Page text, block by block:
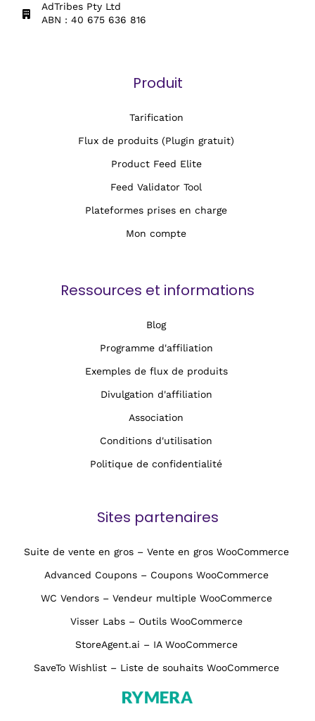
AdTribes Pty Ltd
ABN : 40 675 636 816
Produit
Tarification
Flux de produits (Plugin gratuit)
Product Feed Elite
Feed Validator Tool
Plateformes prises en charge
Mon compte
Ressources et informations
Blog
Programme d'affiliation
Exemples de flux de produits
Divulgation d'affiliation
Association
Conditions d'utilisation
Politique de confidentialité
Sites partenaires
Suite de vente en gros – Vente en gros WooCommerce
Advanced Coupons – Coupons WooCommerce
WC Vendors – Vendeur multiple WooCommerce
Visser Labs – Outils WooCommerce
StoreAgent.ai – IA WooCommerce
SaveTo Wishlist – Liste de souhaits WooCommerce